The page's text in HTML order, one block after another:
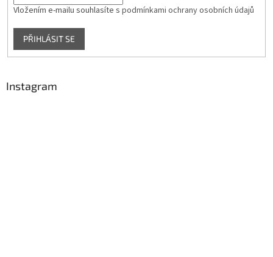
Vložením e-mailu souhlasíte s podmínkami ochrany osobních údajů
PŘIHLÁSIT SE
Instagram